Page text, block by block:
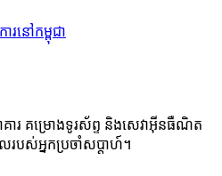
រនៅកម្ពុជា
រ គម្រោងទូរស័ព្ទ និងសេវាអ៊ីនធឺណិត
លរបស់អ្នកប្រចាំសប្តាហ៍។